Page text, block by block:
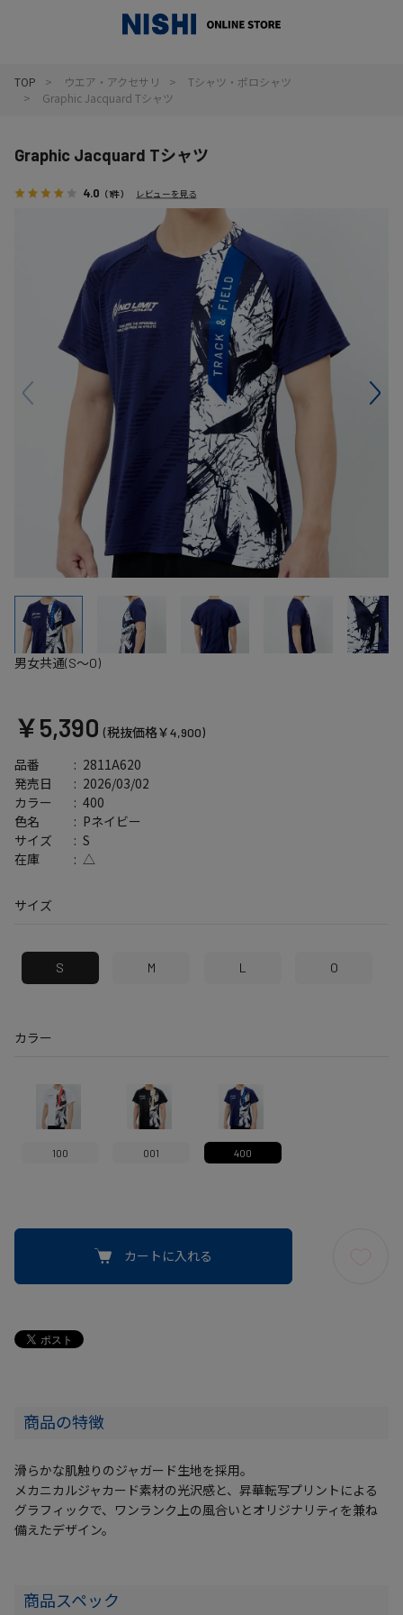
TOP ウエア・アクセサリ
Tシャツ・ポロシャツ
Graphic Jacquard Tシャツ
Graphic Jacquard Tシャツ
4.0 （1件） レビューを見る
男女共通(S～O)
￥5,390 (税抜価格￥4,900)
品番 2811A620
発売日 2026/03/02
サイズ S
カラー 400
在庫 △
色名 Pネイビー
サイズ
S M L O
カラー
100 001 400
カートに入れる
商品の特徴
滑らかな肌触りのジャガード生地を採用。
メカニカルジャカード素材の光沢感と、昇華転写プリントによる
グラフィックで、ワンランク上の風合いとオリジナリティを兼ね
備えたデザイン。
商品スペック